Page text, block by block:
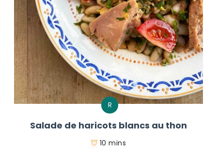
R
Salade de haricots blancs au thon
10 mins